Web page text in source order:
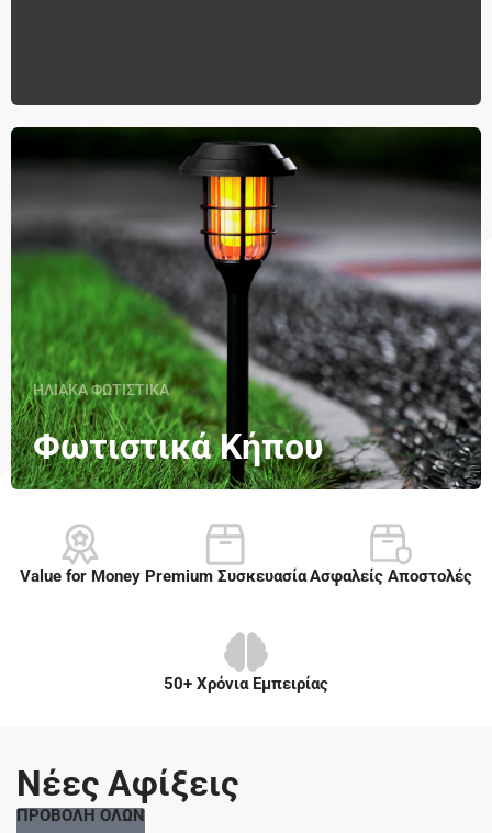
ΗΛΙΑΚΑ ΦΩΤΙΣΤΙΚΑ
Φωτιστικά Κήπου
Value for Money Premium Συσκευασία​Ασφαλείς Αποστολές
50+ Χρόνια Εμπειρίας
Νέες Αφίξεις
ΠΡΟΒΟΛΗ ΟΛΩΝ